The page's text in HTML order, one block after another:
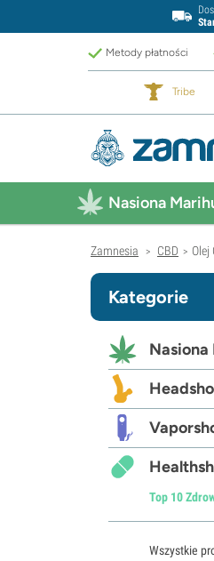
Metody płatności
Tribe
Nasiona
Zamnesia > CBD > Olej
Kategorie
Nasiona
Top 10
Wszystkie